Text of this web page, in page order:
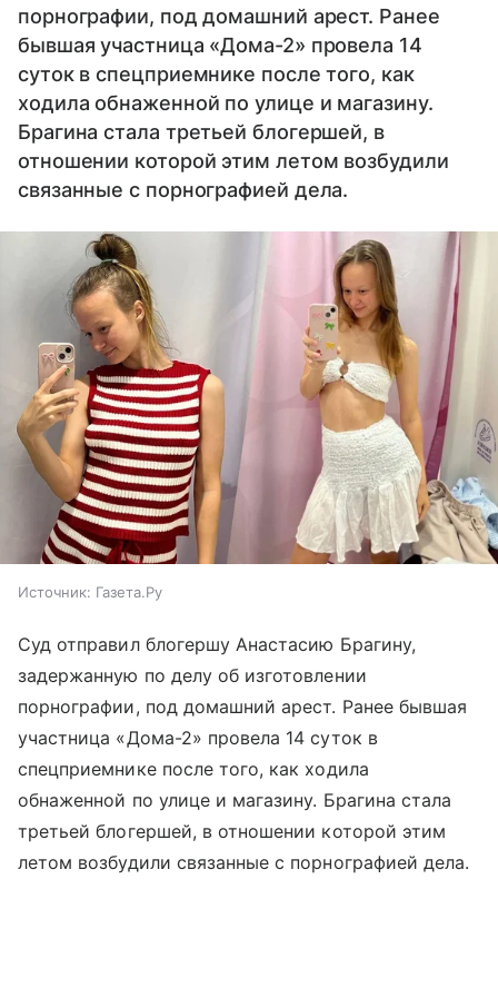
порнографии, под домашний арест. Ранее
бывшая участница «Дома-2» провела 14
суток в спецприемнике после того, как
ходила обнаженной по улице и магазину.
Брагина стала третьей блогершей, в
отношении которой этим летом возбудили
связанные с порнографией дела.
Источник: Газета.Ру
Суд отправил блогершу Анастасию Брагину,
задержанную по делу об изготовлении
порнографии, под домашний арест. Ранее бывшая
участница «Дома-2» провела 14 суток в
спецприемнике после того, как ходила
обнаженной по улице и магазину. Брагина стала
третьей блогершей, в отношении которой этим
летом возбудили связанные с порнографией дела.